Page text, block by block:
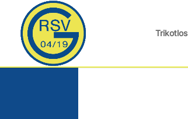
Trikotlos